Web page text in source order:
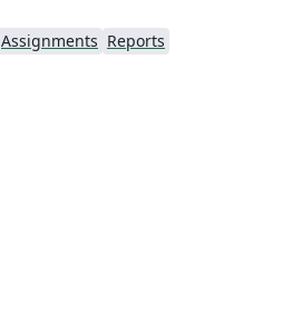
Assignments Reports